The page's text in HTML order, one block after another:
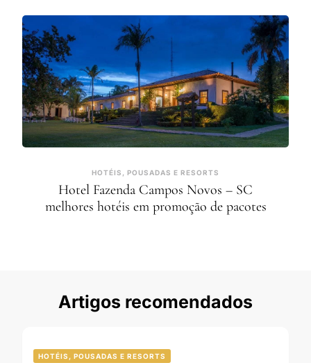
HOTÉIS, POUSADAS E RESORTS
Hotel Fazenda Campos Novos – SC
melhores hotéis em promoção de pacotes
Artigos recomendados
HOTÉIS, POUSADAS E RESORTS